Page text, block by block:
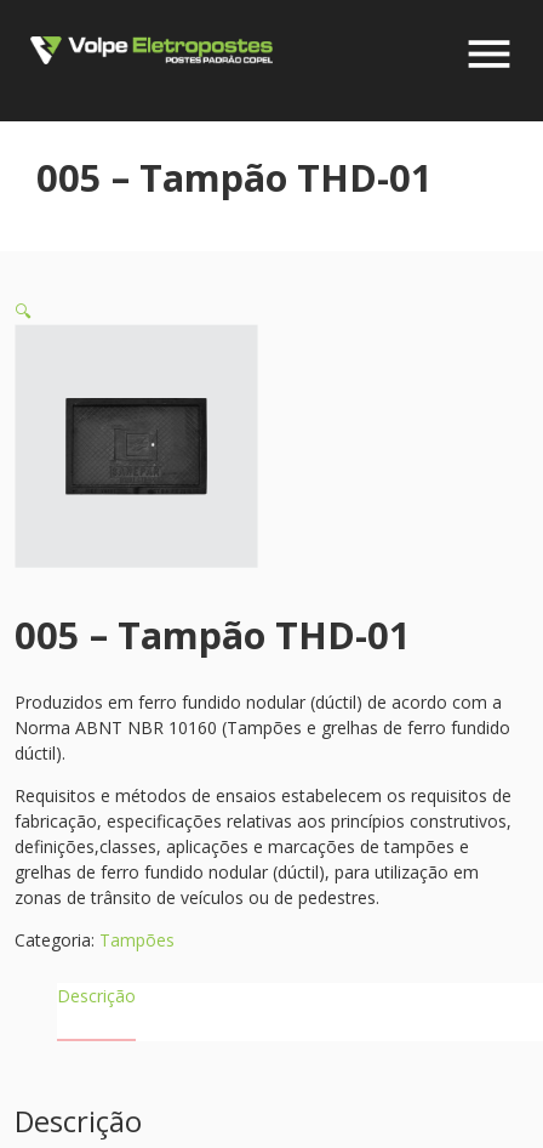
menu
005 – Tampão THD-01
🔍
005 – Tampão THD-01
Produzidos em ferro fundido nodular (dúctil) de acordo com a
Norma ABNT NBR 10160 (Tampões e grelhas de ferro fundido
dúctil).
Requisitos e métodos de ensaios estabelecem os requisitos de
fabricação, especificações relativas aos princípios construtivos,
definições,classes, aplicações e marcações de tampões e
grelhas de ferro fundido nodular (dúctil), para utilização em
zonas de trânsito de veículos ou de pedestres.
Categoria: Tampões
Descrição
Descrição